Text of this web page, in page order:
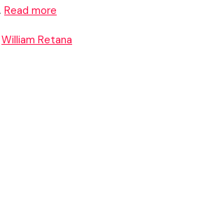
Read more
William Retana